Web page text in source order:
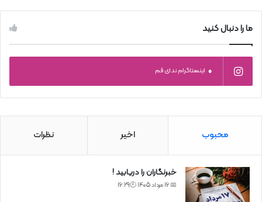
ما را دنبال کنید
0 اینستاگرام ندای قم
محبوب اخیر نظرات
خبرنگاران را دریابید !
📅 16 مرداد 1405 🕙16:29